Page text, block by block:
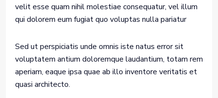
velit esse quam nihil molestiae consequatur, vel illum
qui dolorem eum fugiat quo voluptas nulla pariatur
Sed ut perspiciatis unde omnis iste natus error sit
voluptatem antium doloremque laudantium, totam rem
aperiam, eaque ipsa quae ab illo inventore veritatis et
quasi architecto.